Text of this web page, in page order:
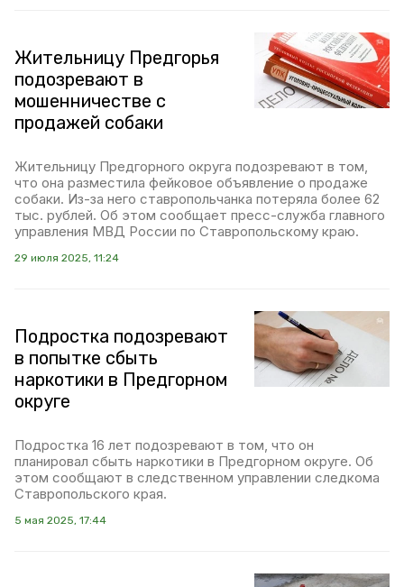
Жительницу Предгорья
подозревают в
мошенничестве с
продажей собаки
Жительницу Предгорного округа подозревают в том,
что она разместила фейковое объявление о продаже
собаки. Из-за него ставропольчанка потеряла более 62
тыс. рублей. Об этом сообщает пресс-служба главного
управления МВД России по Ставропольскому краю.
29 июля 2025, 11:24
Подростка подозревают
в попытке сбыть
наркотики в Предгорном
округе
Подростка 16 лет подозревают в том, что он
планировал сбыть наркотики в Предгорном округе. Об
этом сообщают в следственном управлении следкома
Ставропольского края.
5 мая 2025, 17:44